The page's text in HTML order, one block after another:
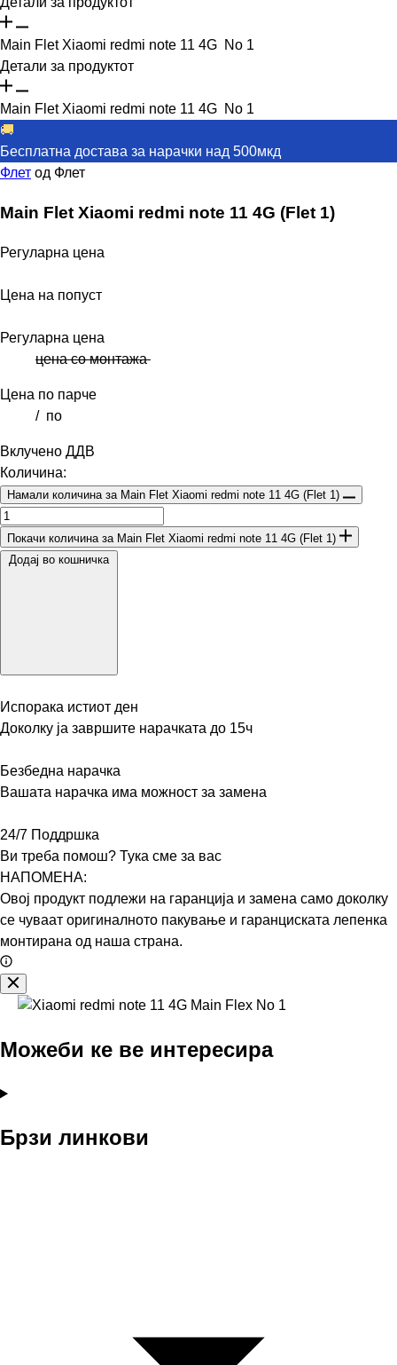
Main Flet Xiaomi redmi note 11 4G No 1
Детали за продуктот
Main Flet Xiaomi redmi note 11 4G No 1
🚚
Бесплатна достава за нарачки над 500мкд
Флет од Флет
Main Flet Xiaomi redmi note 11 4G (Flet 1)
Регуларна цена
Цена на попуст
Регуларна цена
цена со монтажа
Цена по парче
/ по
Вклучено ДДВ
Количина:
Намали количина за Main Flet Xiaomi redmi note 11 4G (Flet 1)
Покачи количина за Main Flet Xiaomi redmi note 11 4G (Flet 1)
Додај во кошничка
Испорака истиот ден
Доколку ја завршите нарачката до 15ч
Безбедна нарачка
Вашата нарачка има можност за замена
24/7 Поддршка
Ви треба помош? Тука сме за вас
НАПОМЕНА:
Овој продукт подлежи на гаранција и замена само доколку
се чуваат оригиналното пакување и гаранциската лепенка
монтирана од наша страна.
Можеби ке ве интересира
Брзи линкови